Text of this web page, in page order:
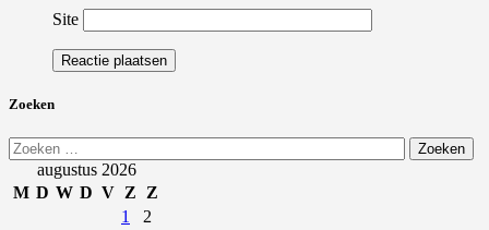
Site
Zoeken
Zoeken
naar:augustus 2026
M D W D V Z
Z
1
2